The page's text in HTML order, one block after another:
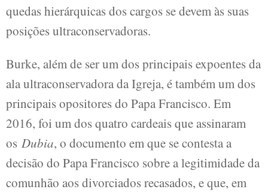
quedas hierárquicas dos cargos se devem às suas
posições ultraconservadoras.
Burke, além de ser um dos principais expoentes da
ala ultraconservadora da Igreja, é também um dos
principais opositores do Papa Francisco. Em
2016, foi um dos quatro cardeais que assinaram
os Dubia, o documento em que se contesta a
decisão do Papa Francisco sobre a legitimidade da
comunhão aos divorciados recasados, e que, em